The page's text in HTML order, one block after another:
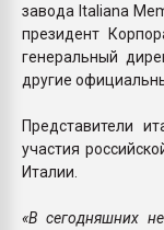
завода Italiana
президент
генеральный
другие
Представители
участия
Италии.
«В сегодняшних